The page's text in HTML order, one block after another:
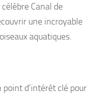
Canal de
une incroyable
aquatiques.
point d’intérêt clé pour